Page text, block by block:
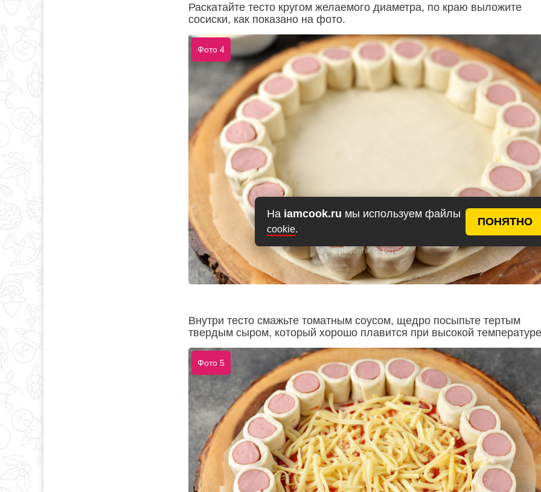
На iamcook.ru мы используем файлы
cookie.
ПОНЯТНО
Раскатайте тесто кругом желаемого диаметра, по краю выложите
сосиски, как показано на фото.
Фото 4
Внутри тесто смажьте томатным соусом, щедро посыпьте тертым
твердым сыром, который хорошо плавится при высокой
Фото 5